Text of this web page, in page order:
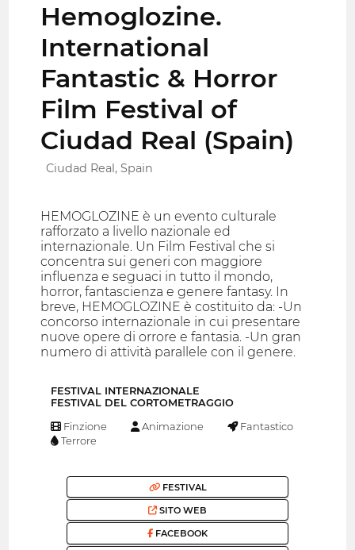
Hemoglozine.
International
Fantastic & Horror
Film Festival of
Ciudad Real (Spain)
Ciudad Real, Spain
HEMOGLOZINE è un evento culturale
rafforzato a livello nazionale ed
internazionale. Un Film Festival che si
concentra sui generi con maggiore
influenza e seguaci in tutto il mondo,
horror, fantascienza e genere fantasy. In
breve, HEMOGLOZINE è costituito da: -Un
concorso internazionale in cui presentare
nuove opere di orrore e fantasia. -Un gran
numero di attività parallele con il genere.
FESTIVAL INTERNAZIONALE
FESTIVAL DEL CORTOMETRAGGIO
Finzione Animazione
Fantastico
Terrore
FESTIVAL
SITO WEB
FACEBOOK